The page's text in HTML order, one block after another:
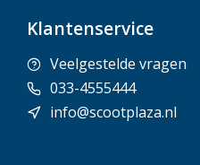
Klantenservice
Veelgestelde vragen
033-4555444
info@scootplaza.nl